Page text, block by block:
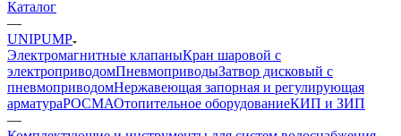
Каталог
—
UNIPUMP
Электромагнитные клапаныКран шаровой с
электроприводомПневмоприводыЗатвор дисковый с
пневмоприводомНержавеющая запорная и регулирующая
арматураРОСМАОтопительное оборудованиеКИП и ЗИП
—